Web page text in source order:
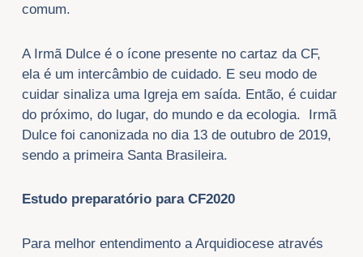
comum.
A Irmã Dulce é o ícone presente no cartaz da CF,
ela é um intercâmbio de cuidado. E seu modo de
cuidar sinaliza uma Igreja em saída. Então, é cuidar
do próximo, do lugar, do mundo e da ecologia. Irmã
Dulce foi canonizada no dia 13 de outubro de 2019,
sendo a primeira Santa Brasileira.
Estudo preparatório para CF2020
Para melhor entendimento a Arquidiocese através